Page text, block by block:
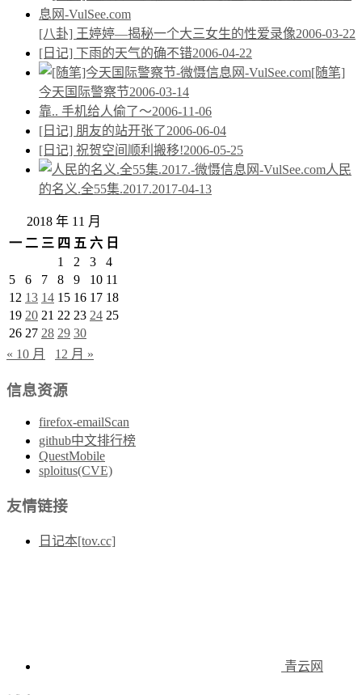
[八卦] 王婷婷—揭秘一个大三女生的性爱录像2006-03-22
[日记] 下雨的天气的确不错2006-04-22
[随笔]
今天国际警察节2006-03-14
靠.. 手机给人偷了～2006-11-06
[日记] 朋友的站开张了2006-06-04
[日记] 祝贺空间顺利搬移!2006-05-25
人民
的名义.全55集.2017.2017-04-13
2018 年 11 月
一 二 三 四 五 六 日
1
2 3
4
5
6 7 8 9 10 11
12 13 14 15 16 17 18
19 20 21 22 23 24 25
26 27 28 29 30
« 10 月
12 月 »
信息资源
firefox-emailScan
github中文排行榜
QuestMobile
sploitus(CVE)
友情链接
日记本[tov.cc]
青云网